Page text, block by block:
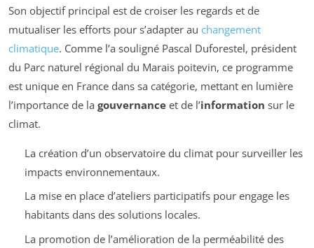
Son objectif principal est de croiser les regards et de
mutualiser les efforts pour s’adapter au changement
climatique. Comme l’a souligné Pascal Duforestel, président
du Parc naturel régional du Marais poitevin, ce programme
est unique en France dans sa catégorie, mettant en lumière
l’importance de la gouvernance et de l’information sur le
climat.
La création d’un observatoire du climat pour surveiller les
impacts environnementaux.
La mise en place d’ateliers participatifs pour engage les
habitants dans des solutions locales.
La promotion de l’amélioration de la perméabilité des